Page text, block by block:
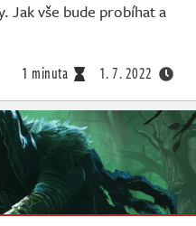
Jak vše bude probíhat a
1 minuta 1. 7. 2022